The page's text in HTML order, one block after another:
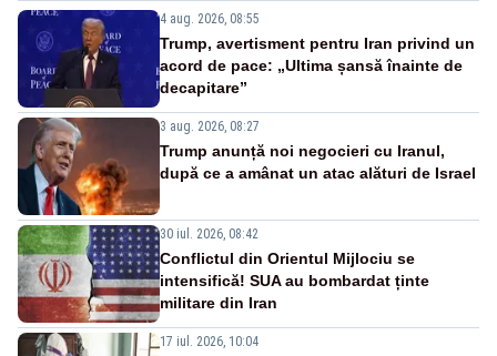
4 aug. 2026, 08:55
Trump, avertisment pentru Iran privind un
acord de pace: „Ultima șansă înainte de
decapitare”
3 aug. 2026, 08:27
Trump anunță noi negocieri cu Iranul,
după ce a amânat un atac alături de Israel
30 iul. 2026, 08:42
Conflictul din Orientul Mijlociu se
intensifică! SUA au bombardat ținte
militare din Iran
17 iul. 2026, 10:04